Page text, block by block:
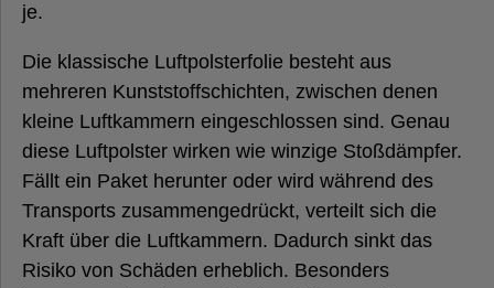
je.
Die klassische Luftpolsterfolie besteht aus
mehreren Kunststoffschichten, zwischen denen
kleine Luftkammern eingeschlossen sind. Genau
diese Luftpolster wirken wie winzige Stoßdämpfer.
Fällt ein Paket herunter oder wird während des
Transports zusammengedrückt, verteilt sich die
Kraft über die Luftkammern. Dadurch sinkt das
Risiko von Schäden erheblich. Besonders